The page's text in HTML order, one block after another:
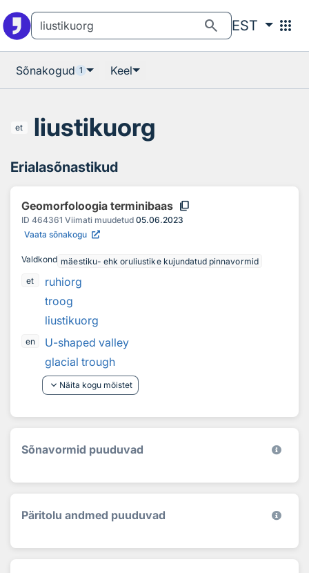
search EST apps
Sõnakogud 1 Keel
et liustikuorg
Erialasõnastikud
Geomorfoloogia terminibaas content_copy
ID 464361 Viimati muudetud 05.06.2023
Vaata sõnakogu
Valdkond mäestiku- ehk oruliustike kujundatud pinnavormid
et
ruhiorg
troog
liustikuorg
en
U-shaped valley
glacial trough
keyboard_arrow_down Näita kogu mõistet
Sõnavormid puuduvad
Päritolu andmed puuduvad